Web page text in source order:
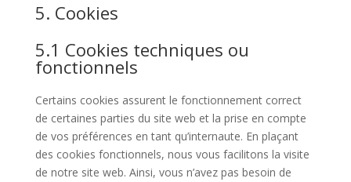
5. Cookies
5.1 Cookies techniques ou
fonctionnels
Certains cookies assurent le fonctionnement correct
de certaines parties du site web et la prise en compte
de vos préférences en tant qu’internaute. En plaçant
des cookies fonctionnels, nous vous facilitons la visite
de notre site web. Ainsi, vous n’avez pas besoin de